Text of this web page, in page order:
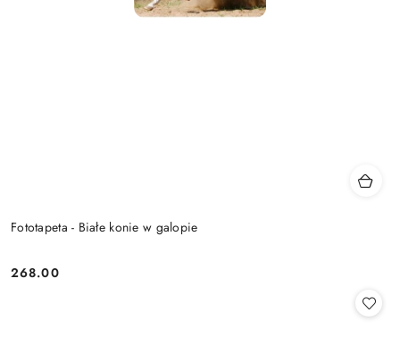
Fototapeta - Białe konie w galopie
Cena:
268.00